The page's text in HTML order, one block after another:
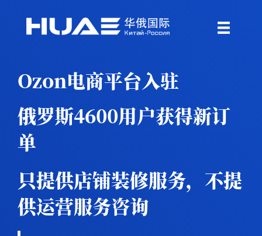
Ozon电商平台入驻
俄罗斯4600用户获得新订
单
只提供店铺装修服务，不提
供运营服务咨询